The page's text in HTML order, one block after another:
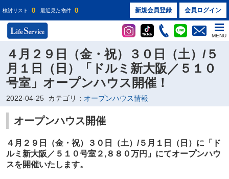
検討リスト: 0 最近見た物件: 0 新規会員登録 会員ログイン
MENU
４月２９日（金・祝）３０日（土）/５
月１日（日）「ドルミ新大阪／５１０
号室」オープンハウス開催！
2022-04-25 カテゴリ： オープンハウス情報
オープンハウス開催
４月２９日（金・祝）３０日（土）/５月１日（日）に 「ド
ルミ新大阪／５１０号室２ ,８８０万円 」 にてオープンハウ
スを開催いたします。